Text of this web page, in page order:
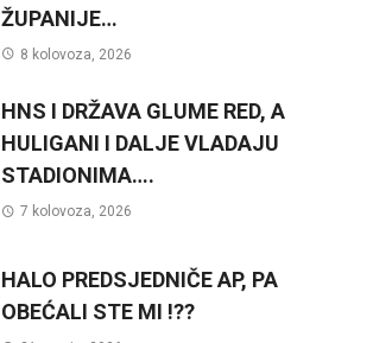
ŽUPANIJE…
8 kolovoza, 2026
HNS I DRŽAVA GLUME RED, A
HULIGANI I DALJE VLADAJU
STADIONIMA….
7 kolovoza, 2026
HALO PREDSJEDNIČE AP, PA
OBEĆALI STE MI !??